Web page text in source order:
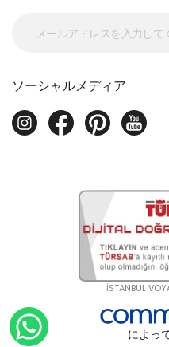
ソーシャルメディア
İSTANBUL
によっ